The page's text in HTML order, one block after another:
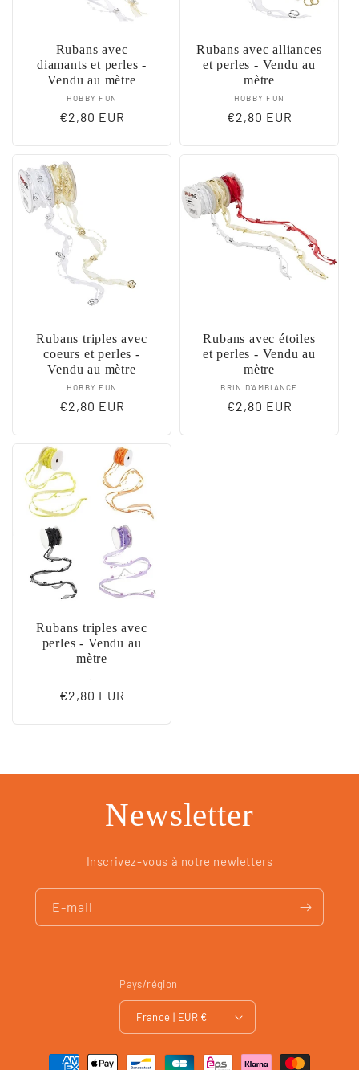
Rubans avec
diamants et perles -
Vendu au mètre
Fournisseur :
HOBBY FUN
Prix
€2,80 EUR
Rubans avec alliances
et perles - Vendu au
mètre
Fournisseur :
HOBBY FUN
Prix
€2,80 EUR
Rubans triples avec
coeurs et perles -
Vendu au mètre
Fournisseur :
HOBBY FUN
Prix
€2,80 EUR
Rubans avec étoiles
et perles - Vendu au
mètre
Fournisseur :
BRIN D'AMBIANCE
Prix
€2,80 EUR
Rubans triples avec
perles - Vendu au
mètre
Fournisseur :
Prix
€2,80 EUR
Newsletter
Inscrivez-vous à notre newletters
E-mail
Pays/région
France | EUR €
Moyens